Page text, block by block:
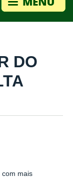
DO
com mais